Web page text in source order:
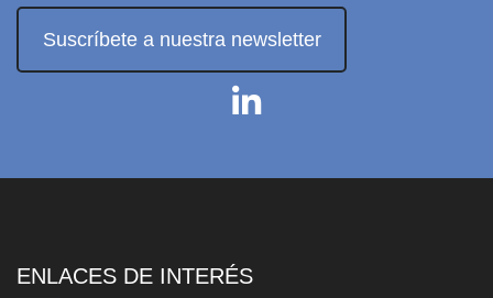
Suscríbete a nuestra newsletter
ENLACES DE INTERÉS